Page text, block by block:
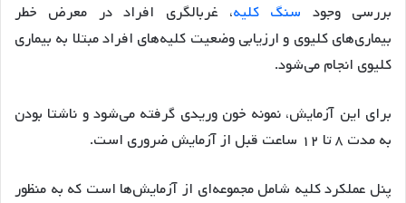
بررسی وجود سنگ کلیه، غربالگری افراد در معرض خطر
بیماری‌های کلیوی و ارزیابی وضعیت کلیه‌های افراد مبتلا به بیماری
کلیوی انجام می‌شود.
برای این آزمایش، نمونه خون وریدی گرفته می‌شود و ناشتا بودن
به مدت ۸ تا ۱۲ ساعت قبل از آزمایش ضروری است.
پنل عملکرد کلیه شامل مجموعه‌ای از آزمایش‌ها است که به منظور